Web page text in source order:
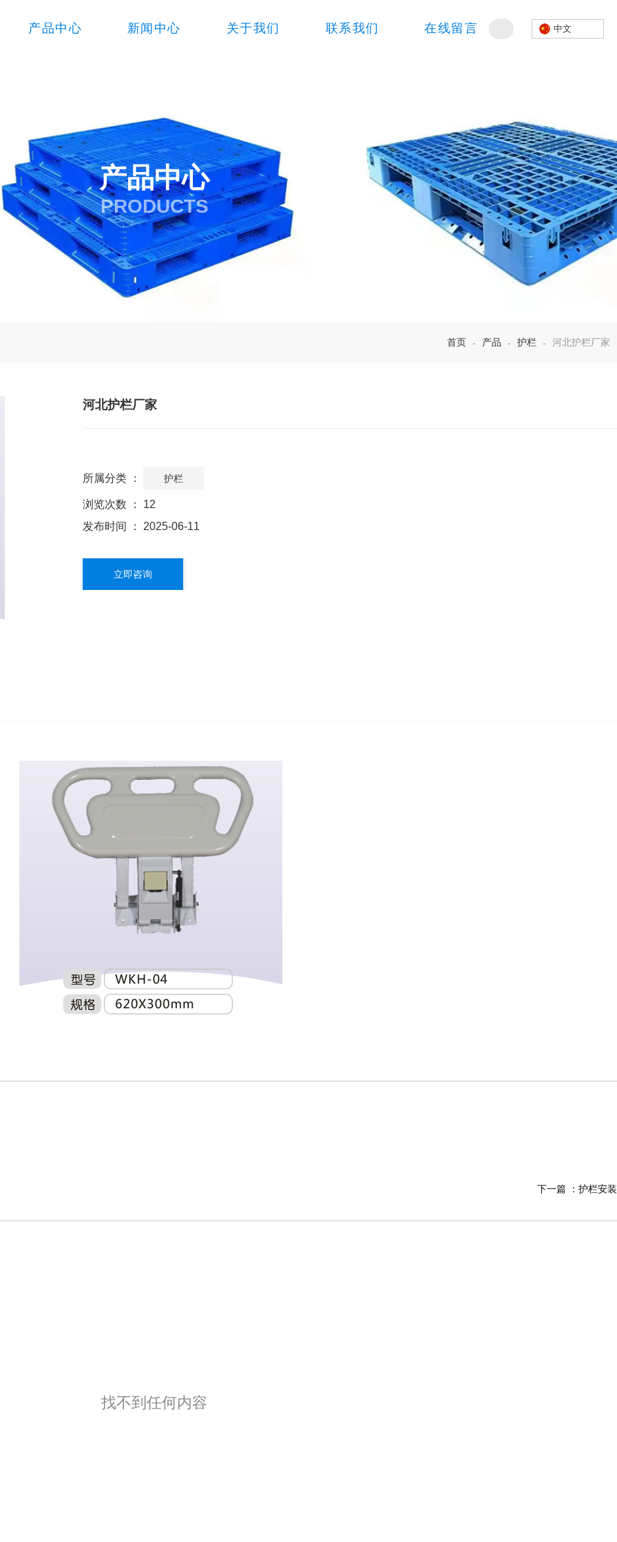
产品中心 新闻中心 关于我们 联系我们 在线留言 中文
产品中心
PRODUCTS
首页 - 产品 - 护栏 - 河北护栏厂家
河北护栏厂家
所属分类 ： 护栏
浏览次数 ： 12
发布时间 ： 2025-06-11
立即咨询
下一篇 ： 护栏安装
找不到任何内容